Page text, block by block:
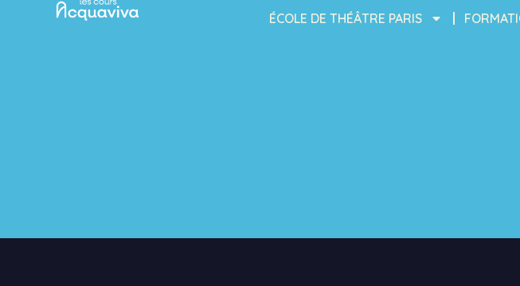
ÉCOLE DE THÉÂTRE PARIS